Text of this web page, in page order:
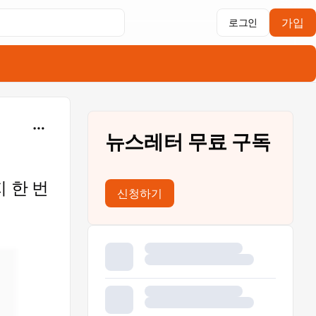
가입
로그인
한 번
뉴스레터 무료 구독
신청하기